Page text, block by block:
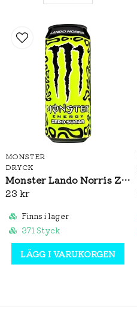
MONSTER
DRYCK
Monster Lando Norris Zero Sugar 500ml
23 kr
Finns i lager
371 Styck
LÄGG I VARUKORGEN